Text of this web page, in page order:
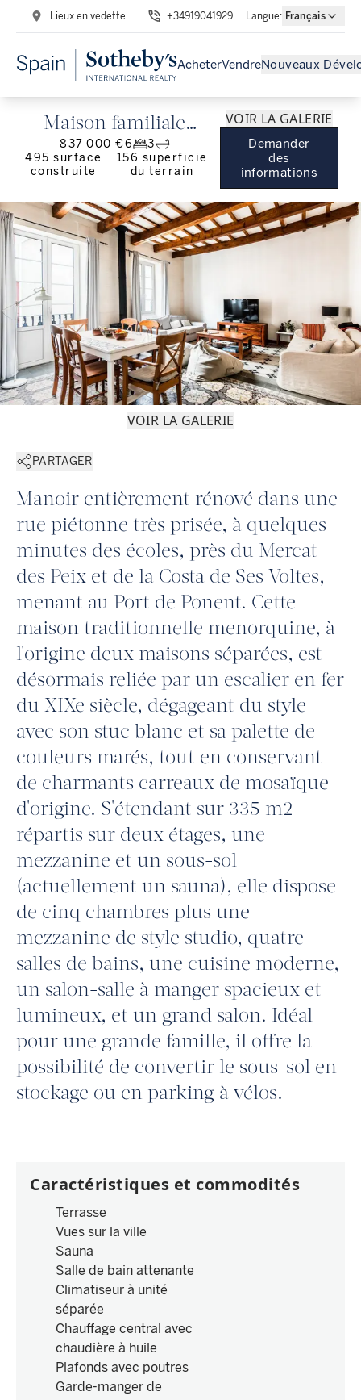
Lieux en vedette +34919041929 Langue: Français
AcheterVendreNouveaux
Maison familiale
traditionnelle au
centre de Mahón,
Minorque
837 000 €6
3
495 surface
construite
156 superficie
du terrain
VOIR LA GALERIE
Demander
des
informations
VOIR LA GALERIE
PARTAGER
Manoir entièrement rénové dans une
rue piétonne très prisée, à quelques
minutes des écoles, près du Mercat
des Peix et de la Costa de Ses Voltes,
menant au Port de Ponent. Cette
maison traditionnelle menorquine, à
l'origine deux maisons séparées, est
désormais reliée par un escalier en fer
du XIXe siècle, dégageant du style
avec son stuc blanc et sa palette de
couleurs marés, tout en conservant
de charmants carreaux de mosaïque
d'origine. S'étendant sur 335 m2
répartis sur deux étages, une
mezzanine et un sous-sol
(actuellement un sauna), elle dispose
de cinq chambres plus une
mezzanine de style studio, quatre
salles de bains, une cuisine moderne,
un salon-salle à manger spacieux et
lumineux, et un grand salon. Idéal
pour une grande famille, il offre la
possibilité de convertir le sous-sol en
stockage ou en parking à vélos.
Caractéristiques et commodités
Terrasse
Vues sur la ville
Sauna
Salle de bain attenante
Climatiseur à unité
séparée
Chauffage central avec
chaudière à huile
Plafonds avec poutres
Garde-manger de